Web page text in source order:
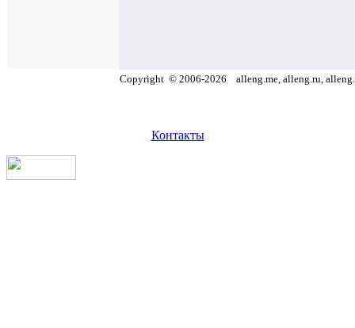
Copyright © 2006-2026 alleng.me, alleng.ru,
Контакты